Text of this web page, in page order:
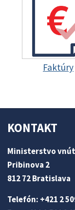
Faktúry
KONTAKT
Ministerstvo
Pribinova 2
812 72 Bratislava
Telefón: +421 2